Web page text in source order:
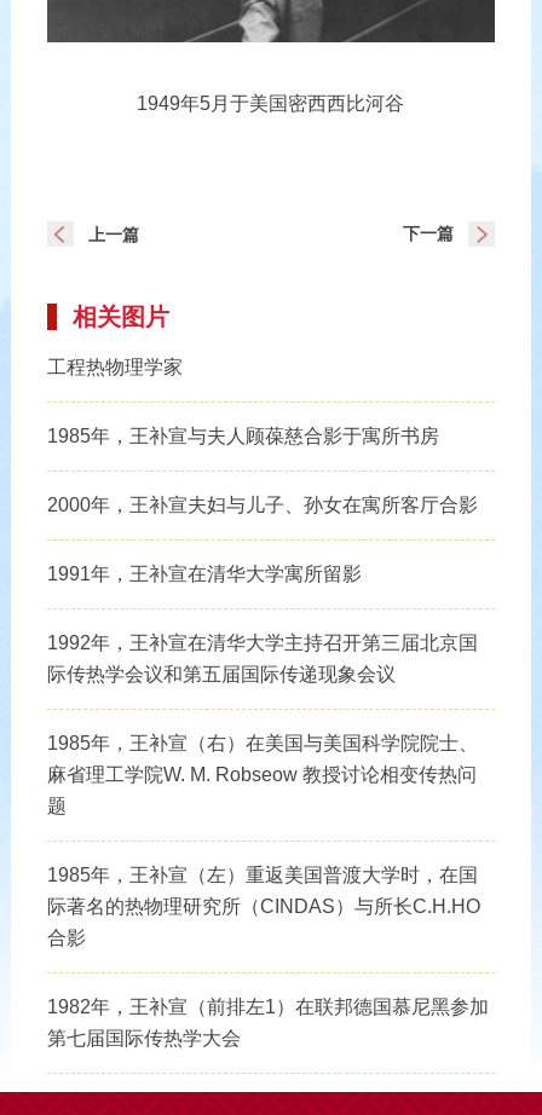
1949年5月于美国密西西比河谷
上一篇 下一篇
相关图片
工程热物理学家
1985年，王补宣与夫人顾葆慈合影于寓所书房
2000年，王补宣夫妇与儿子、孙女在寓所客厅合影
1991年，王补宣在清华大学寓所留影
1992年，王补宣在清华大学主持召开第三届北京国
际传热学会议和第五届国际传递现象会议
1985年，王补宣（右）在美国与美国科学院院士、
麻省理工学院W. M. Robseow 教授讨论相变传热问
题
1985年，王补宣（左）重返美国普渡大学时，在国
际著名的热物理研究所（CINDAS）与所长C.H.HO
合影
1982年，王补宣（前排左1）在联邦德国慕尼黑参加
第七届国际传热学大会